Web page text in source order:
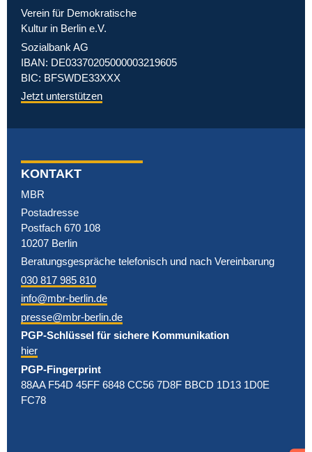
im vereinten
Verein für Demokratische
Kultur in Berlin e.V.
Sozialbank AG
IBAN: DE03370205000003219605
BIC: BFSWDE33XXX
Jetzt unterstützen
KONTAKT
MBR
Postadresse
Postfach 670 108
10207 Berlin
Beratungsgespräche telefonisch und nach Vereinbarung
030 817 985 810
info@mbr-berlin.de
presse@mbr-berlin.de
PGP-Schlüssel für sichere Kommunikation
hier
PGP-Fingerprint
88AA F54D 45FF 6848 CC56 7D8F BBCD 1D13 1D0E
FC78